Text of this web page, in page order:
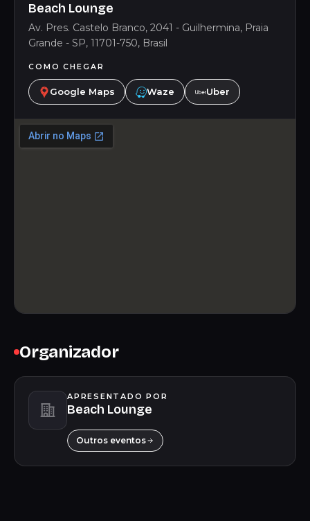
Beach Lounge
Av. Pres. Castelo Branco, 2041 - Guilhermina, Praia
Grande - SP, 11701-750, Brasil
COMO CHEGAR
Google Maps Waze Uber
Organizador
APRESENTADO POR
Beach Lounge
Outros eventos